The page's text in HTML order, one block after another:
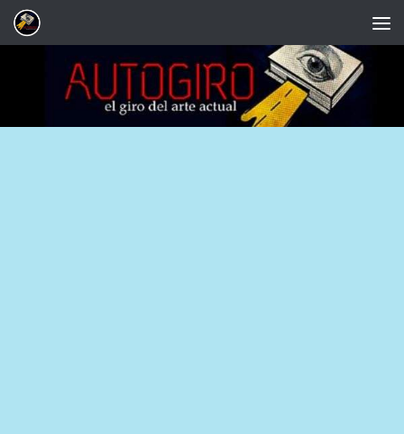
Saltar al contenido